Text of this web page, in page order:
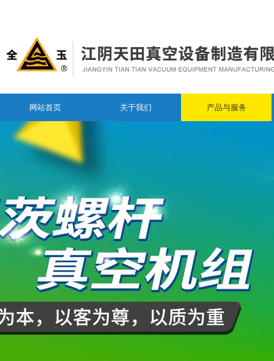
网站首页 关于我们 产品与服务